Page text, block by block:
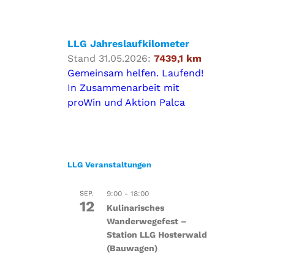
LLG Jahreslaufkilometer
Stand 31.05.2026: 7439,1 km
Gemeinsam helfen. Laufend!
In Zusammenarbeit mit
proWin und Aktion Palca
LLG Veranstaltungen
SEP.
12
9:00- 18:00
Kulinarisches
Wanderwegefest –
Station LLG Hosterwald
(Bauwagen)